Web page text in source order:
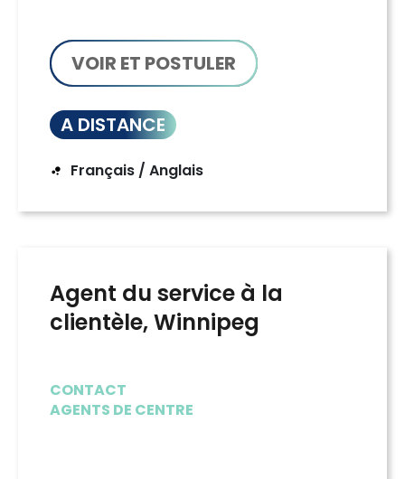
VOIR ET POSTULER
A DISTANCE
Français / Anglais
Agent du service à la
clientèle, Winnipeg
CONTACT
AGENTS DE CENTRE